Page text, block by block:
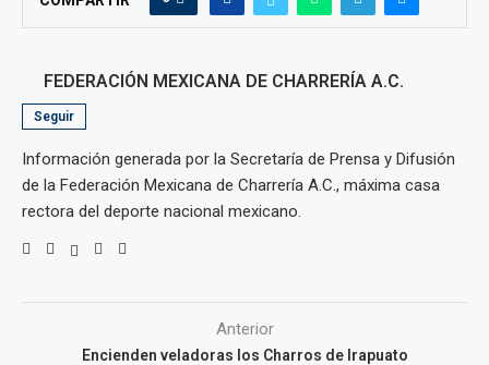
FEDERACIÓN MEXICANA DE CHARRERÍA A.C.
Seguir
Información generada por la Secretaría de Prensa y Difusión
de la Federación Mexicana de Charrería A.C., máxima casa
rectora del deporte nacional mexicano.
Anterior
Encienden veladoras los Charros de Irapuato